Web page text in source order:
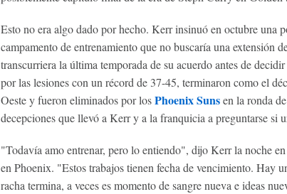
Esto no era algo dado por hecho. Kerr insinuó en octubre una
campamento de entrenamiento que no buscaría una extensión
transcurriera la última temporada de su acuerdo antes de
por las lesiones con un récord de 37-45, terminaron como el
Oeste y fueron eliminados por losPhoenix Sunsen la ronda
decepciones que llevó a Kerr y a la franquicia a preguntarse si
"Todavía amo entrenar, pero lo entiendo", dijo Kerr la noche
en Phoenix. "Estos trabajos tienen fecha de vencimiento. Hay
racha termina, a veces es momento de sangre nueva e ideas